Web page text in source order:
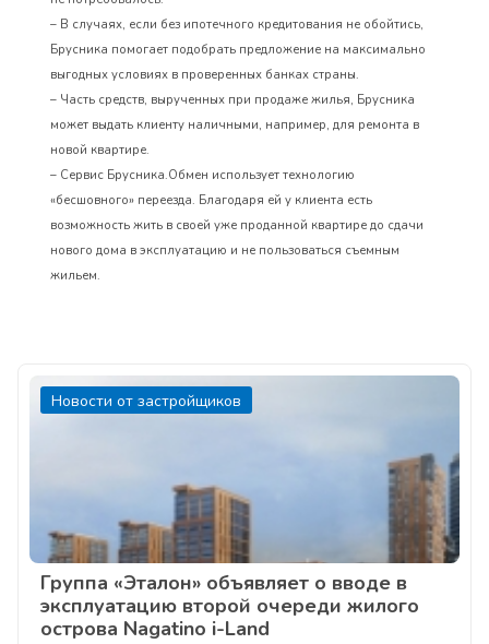
– В случаях, если без ипотечного кредитования не обойтись,
Брусника помогает подобрать предложение на максимально
выгодных условиях в проверенных банках страны.
– Часть средств, вырученных при продаже жилья, Брусника
может выдать клиенту наличными, например, для ремонта в
новой квартире.
– Сервис Брусника.Обмен использует технологию
«бесшовного» переезда. Благодаря ей у клиента есть
возможность жить в своей уже проданной квартире до сдачи
нового дома в эксплуатацию и не пользоваться съемным
жильем.
Новости от застройщиков
Группа «Эталон» объявляет о вводе в
эксплуатацию второй очереди жилого
острова Nagatino i-Land